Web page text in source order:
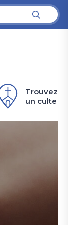
Trouvez
un culte